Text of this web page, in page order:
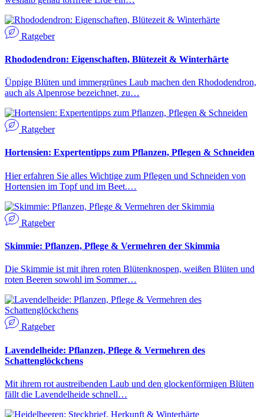
Ratgeber
Rhododendron: Eigenschaften, Blütezeit & Winterhärte
Üppige Blüten und immergrünes Laub machen den Rhododendron,
auch als Alpenrose bezeichnet, zu…
Ratgeber
Hortensien: Expertentipps zum Pflanzen, Pflegen & Schneiden
Hier erfahren Sie alles Wichtige zum Pflegen und Schneiden von
Hortensien im Topf und im Beet.…
Ratgeber
Skimmie: Pflanzen, Pflege & Vermehren der Skimmia
Die Skimmie ist mit ihren roten Blütenknospen, weißen Blüten und
roten Beeren sowohl im Sommer…
Ratgeber
Lavendelheide: Pflanzen, Pflege & Vermehren des
Schattenglöckchens
Mit ihrem rot austreibenden Laub und den glockenförmigen Blüten
fällt die Lavendelheide schnell…